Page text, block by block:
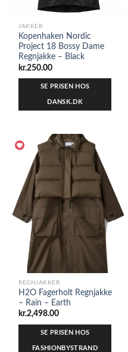
JAKKER
Kopenhaken Nordic
Project 18 Bossy Dame
Regnjakke – Black
kr.250.00
SE PRISEN HOS
DANSK.DK
REGNJAKKER
H2O Fagerholt Regnjakke
– Rain – Earth
kr.2,498.00
SE PRISEN HOS
FASHIONBYSTRAND